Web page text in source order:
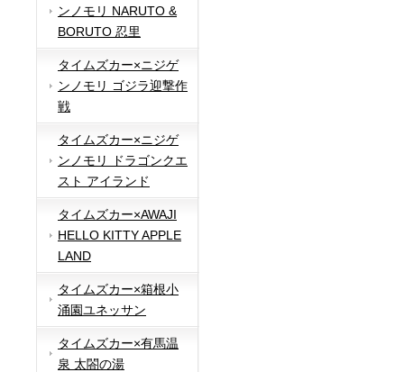
ンノモリ NARUTO &
BORUTO 忍里
タイムズカー×ニジゲ
ンノモリ ゴジラ迎撃作
戦
タイムズカー×ニジゲ
ンノモリ ドラゴンクエ
スト アイランド
タイムズカー×AWAJI
HELLO KITTY APPLE
LAND
タイムズカー×箱根小
涌園ユネッサン
タイムズカー×有馬温
泉 太閤の湯